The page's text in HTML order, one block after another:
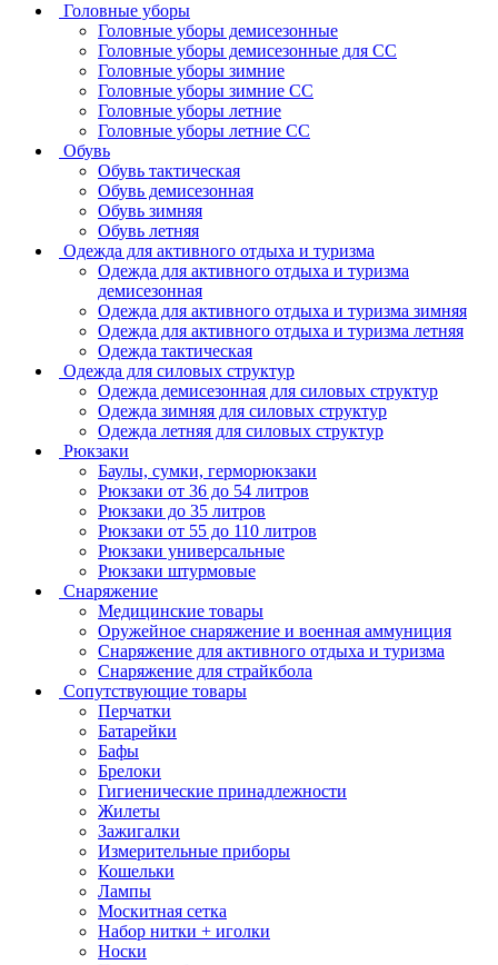
Головные уборы
Головные уборы демисезонные
Головные уборы демисезонные для СС
Головные уборы зимние
Головные уборы зимние СС
Головные уборы летние
Головные уборы летние СС
Обувь
Обувь тактическая
Обувь демисезонная
Обувь зимняя
Обувь летняя
Одежда для активного отдыха и туризма
Одежда для активного отдыха и туризма
демисезонная
Одежда для активного отдыха и туризма зимняя
Одежда для активного отдыха и туризма летняя
Одежда тактическая
Одежда для силовых структур
Одежда демисезонная для силовых структур
Одежда зимняя для силовых структур
Одежда летняя для силовых структур
Рюкзаки
Баулы, сумки, герморюкзаки
Рюкзаки от 36 до 54 литров
Рюкзаки до 35 литров
Рюкзаки от 55 до 110 литров
Рюкзаки универсальные
Рюкзаки штурмовые
Снаряжение
Медицинские товары
Оружейное снаряжение и военная аммуниция
Снаряжение для активного отдыха и туризма
Снаряжение для страйкбола
Сопутствующие товары
Перчатки
Батарейки
Бафы
Брелоки
Гигиенические принадлежности
Жилеты
Зажигалки
Измерительные приборы
Кошельки
Лампы
Москитная сетка
Набор нитки + иголки
Носки